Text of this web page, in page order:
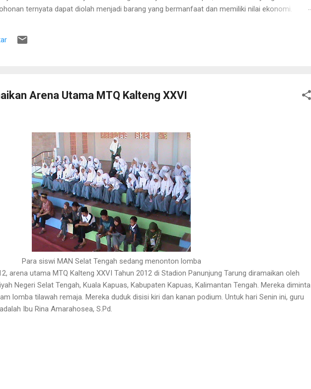
ternyata dapat diolah menjadi barang yang bermanfaat dan memiliki nilai ekonomi.
berusia sekitar sepuluh tahun. Rotan dikenal memiliki banyak duri sehingga tidak mudah
sebelum menarik rotan, duri-duri pada bagian batang yang akan dipegang harus
Arena Utama MTQ Kalteng XXVI
Para siswi MAN Selat Tengah sedang menonton lomba
arena utama MTQ Kalteng XXVI Tahun 2012 di Stadion Panunjung Tarung diramaikan oleh
Negeri Selat Tengah, Kuala Kapuas, Kabupaten Kapuas, Kalimantan Tengah. Mereka diminta
lomba tilawah remaja. Mereka duduk disisi kiri dan kanan podium. Untuk hari Senin ini, guru
Ibu Rina Amarahosea, S.Pd.